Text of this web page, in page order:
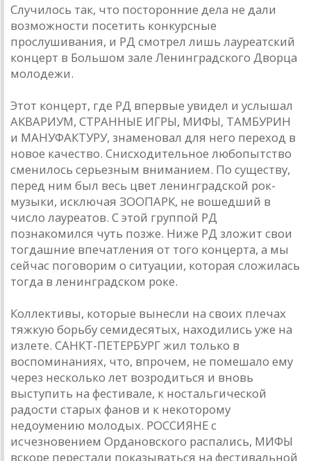
Случилось так, что посторонние дела не дали
возможности посетить конкурсные
прослушивания, и РД смотрел лишь лауреатский
концерт в Большом зале Ленинградского Дворца
молодежи.
Этот концерт, где РД впервые увидел и услышал
АКВАРИУМ, СТРАННЫЕ ИГРЫ, МИФЫ, ТАМБУРИН
и МАНУФАКТУРУ, знаменовал для него переход в
новое качество. Снисходительное любопытство
сменилось серьезным вниманием. По существу,
перед ним был весь цвет ленинградской рок-
музыки, исключая ЗООПАРК, не вошедший в
число лауреатов. С этой группой РД
познакомился чуть позже. Ниже РД зложит свои
тогдашние впечатления от того концерта, а мы
сейчас поговорим о ситуации, которая сложилась
тогда в ленинградском роке.
Коллективы, которые вынесли на своих плечах
тяжкую борьбу семидесятых, находились уже на
излете. САНКТ-ПЕТЕРБУРГ жил только в
воспоминаниях, что, впрочем, не помешало ему
через несколько лет возродиться и вновь
выступить на фестивале, к ностальгической
радости старых фанов и к некоторому
недоумению молодых. РОССИЯНЕ с
исчезновением Ордановского распались, МИФЫ
вскоре перестали показываться на фестивальной